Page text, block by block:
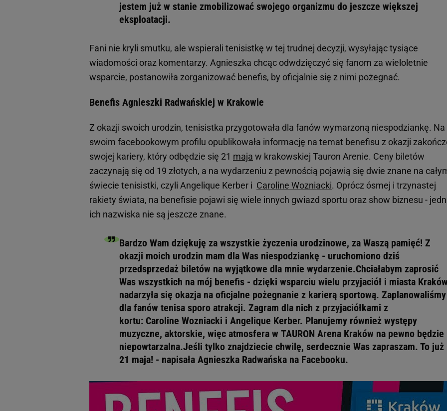
jestem już w stanie zmobilizować swojego organizmu do jeszcze większej
eksploatacji.
Fani nie kryli smutku, ale wspierali tenisistkę w tej trudnej decyzji, wysyłając tysiące
wiadomości oraz komentarzy. Agnieszka chcąc odwdzięczyć się fanom za wieloletnie
wsparcie, postanowiła zorganizować benefis, by oficjalnie się z nimi pożegnać.
Benefis Agnieszki Radwańskiej w Krakowie
Z okazji swoich urodzin, tenisistka przygotowała dla fanów wymarzoną niespodziankę. Na
swoim facebookowym profilu opublikowała informację na temat benefisu z okazji
swojej kariery, który odbędzie się 21 maja w krakowskiej Tauron Arenie. Ceny biletów
zaczynają się od 19 złotych, a na wydarzeniu z pewnością pojawią się dwie znane na
świecie tenisistki, czyli Angelique Kerber i Caroline Wozniacki. Oprócz ósmej i trzynastej
rakiety świata, na benefisie pojawi się wiele innych gwiazd sportu oraz show biznesu -
ich nazwiska nie są jeszcze znane.
Bardzo Wam dziękuję za wszystkie życzenia urodzinowe, za Waszą pamięć! Z
okazji moich urodzin mam dla Was niespodziankę - uruchomiono dziś
przedsprzedaż biletów na wyjątkowe dla mnie wydarzenie.Chciałabym zaprosić
Was wszystkich na mój benefis - dzięki wsparciu wielu przyjaciół i miasta
nadarzyła się okazja na oficjalne pożegnanie z karierą sportową. Zaplanowaliśmy
dla fanów tenisa sporo atrakcji. Zagram dla nich z przyjaciółkami z
kortu: Caroline Wozniacki i Angelique Kerber. Planujemy również występy
muzyczne, aktorskie, więc atmosfera w TAURON Arena Kraków na pewno będzie
niepowtarzalna.Jeśli tylko znajdziecie chwilę, serdecznie Was zapraszam. To już
21 maja! - napisała Agnieszka Radwańska na Facebooku.